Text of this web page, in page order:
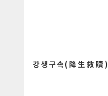
강생구속(降生救贖)